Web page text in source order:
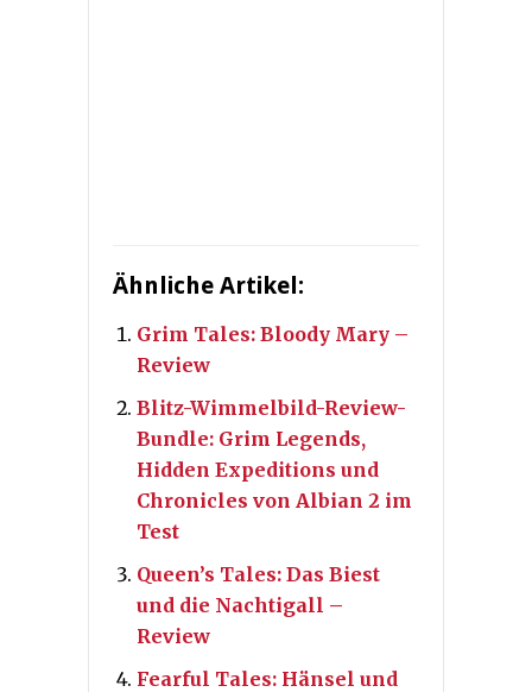
Ähnliche Artikel:
Grim Tales: Bloody Mary –
Review
Blitz-Wimmelbild-Review-
Bundle: Grim Legends,
Hidden Expeditions und
Chronicles von Albian 2 im
Test
Queen’s Tales: Das Biest
und die Nachtigall –
Review
Fearful Tales: Hänsel und